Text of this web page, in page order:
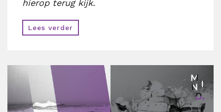
hierop terug kijk.
Lees verder